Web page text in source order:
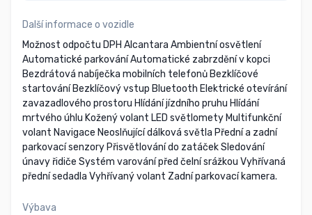
Další informace o vozidle
Možnost odpočtu DPH Alcantara Ambientní osvětlení
Automatické parkování Automatické zabrzdění v kopci
Bezdrátová nabíječka mobilních telefonů Bezklíčové
startování Bezklíčový vstup Bluetooth Elektrické otevírání
zavazadlového prostoru Hlídání jízdního pruhu Hlídání
mrtvého úhlu Kožený volant LED světlomety Multifunkční
volant Navigace Neoslňující dálková světla Přední a zadní
parkovací senzory Přisvětlování do zatáček Sledování
únavy řidiče Systém varování před čelní srážkou Vyhřívaná
přední sedadla Vyhřívaný volant Zadní parkovací kamera.
Výbava